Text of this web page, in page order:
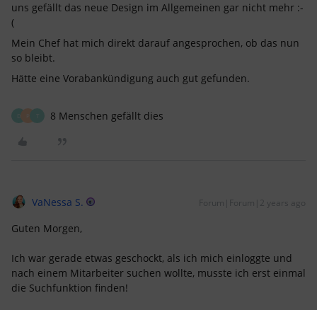
uns gefällt das neue Design im Allgemeinen gar nicht mehr :-
(
Mein Chef hat mich direkt darauf angesprochen, ob das nun
so bleibt.
Hätte eine Vorabankündigung auch gut gefunden.
D 8 Menschen gefällt dies
VaNessa S. Forum|Forum|2 years ago
Guten Morgen,
Ich war gerade etwas geschockt, als ich mich einloggte und
nach einem Mitarbeiter suchen wollte, musste ich erst einmal
die Suchfunktion finden!